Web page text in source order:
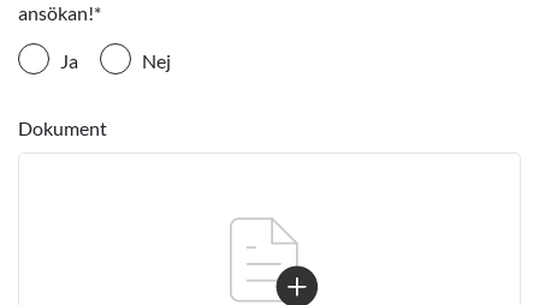
ansökan!*
Ja Nej
Dokument